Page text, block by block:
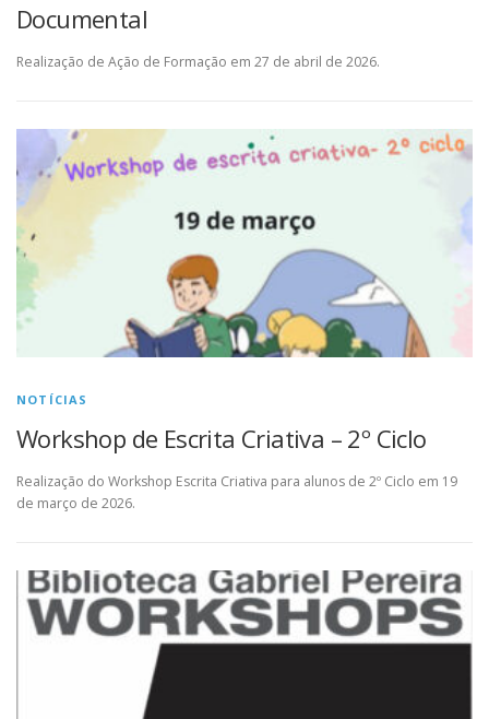
Documental
Realização de Ação de Formação em 27 de abril de 2026.
NOTÍCIAS
Workshop de Escrita Criativa – 2º Ciclo
Realização do Workshop Escrita Criativa para alunos de 2º Ciclo em 19
de março de 2026.